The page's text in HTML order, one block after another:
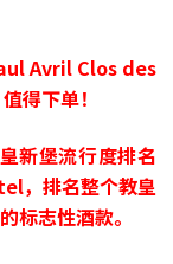
Avril Clos des
得下单！
新堡流行度排名
，排名整个教皇
标志性酒款。